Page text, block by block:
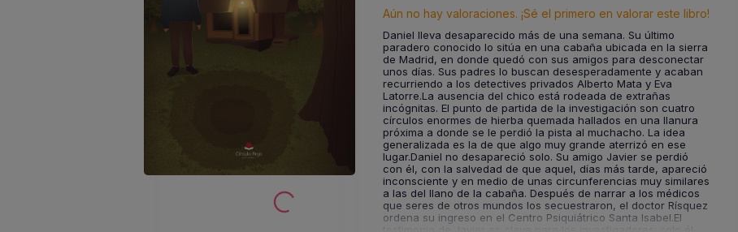
Aún no hay valoraciones. ¡Sé el primero en valorar este libro!
Daniel lleva desaparecido más de una semana. Su último
paradero conocido lo sitúa en una cabaña ubicada en la sierra
de Madrid, en donde quedó con sus amigos para desconectar
unos días. Sus padres lo buscan desesperadamente y acaban
recurriendo a los detectives privados Alberto Mata y Eva
Latorre.La ausencia del chico está rodeada de extrañas
incógnitas. El punto de partida de la investigación son cuatro
círculos enormes de hierba quemada hallados en una llanura
próxima a donde se le perdió la pista al muchacho. La idea
generalizada es la de que algo muy grande aterrizó en ese
lugar.Daniel no desapareció solo. Su amigo Javier se perdió
con él, con la salvedad de que aquel, días más tarde, apareció
inconsciente y en medio de unas circunferencias muy similares
a las del llano de la cabaña. Después de narrar a los médicos
que seres de otros mundos los secuestraron, el doctor Rísquez
ordena su ingreso en el Centro Psiquiátrico Santa Isabel.El